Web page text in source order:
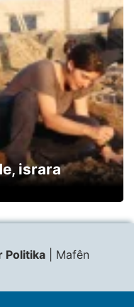
israra
Politika | Mafên